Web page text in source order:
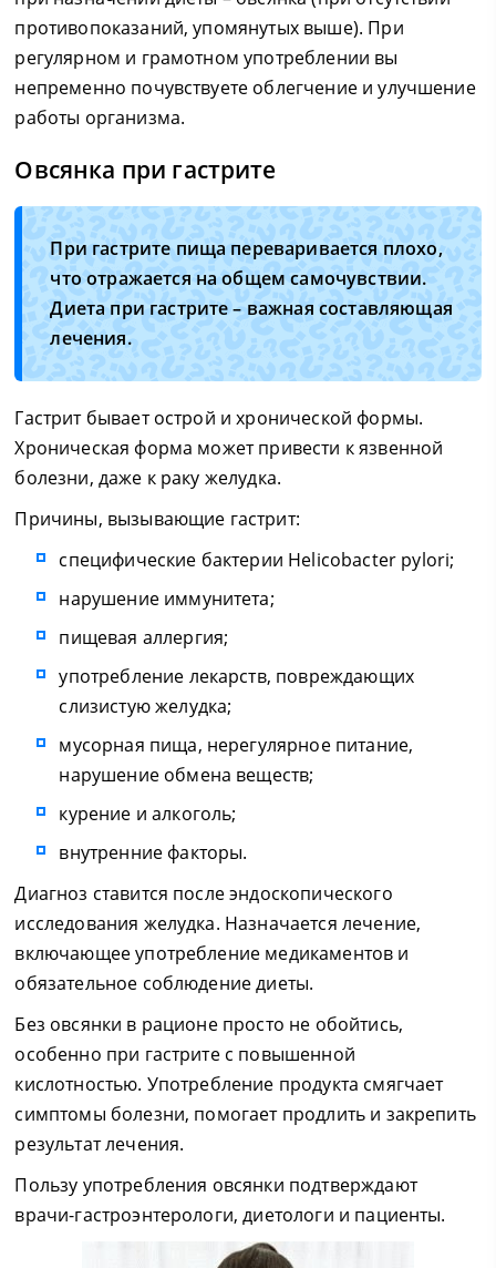
противопоказаний, упомянутых выше). При
регулярном и грамотном употреблении вы
непременно почувствуете облегчение и улучшение
работы организма.
Овсянка при гастрите
При гастрите пища переваривается плохо,
что отражается на общем самочувствии.
Диета при гастрите – важная составляющая
лечения.
Гастрит бывает острой и хронической формы.
Хроническая форма может привести к язвенной
болезни, даже к раку желудка.
Причины, вызывающие гастрит:
специфические бактерии Helicоbacter pylori;
нарушение иммунитета;
пищевая аллергия;
употребление лекарств, повреждающих
слизистую желудка;
мусорная пища, нерегулярное питание,
нарушение обмена веществ;
курение и алкоголь;
внутренние факторы.
Диагноз ставится после эндоскопического
исследования желудка. Назначается лечение,
включающее употребление медикаментов и
обязательное соблюдение диеты.
Без овсянки в рационе просто не обойтись,
особенно при гастрите с повышенной
кислотностью. Употребление продукта смягчает
симптомы болезни, помогает продлить и закрепить
результат лечения.
Пользу употребления овсянки подтверждают
врачи-гастроэнтерологи, диетологи и пациенты.